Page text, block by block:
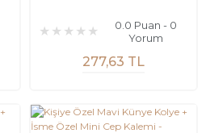
0.0 Puan - 0
Yorum
277,63 TL